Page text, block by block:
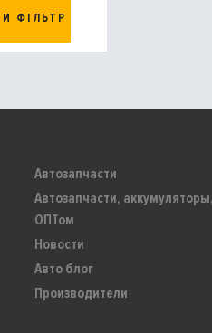
ФІЛЬТР
Автозапчасти
Автозапчасти,
ОПТом
Новости
Авто блог
Производители